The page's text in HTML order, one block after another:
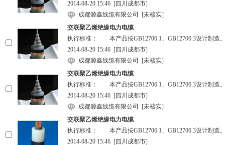
2014-08-20 15:46 [四川成都市]
成都源鑫线缆有限公司
[未核实]
交联聚乙烯绝缘电力电缆
执行标准： 本产品按GB12706.1、GB12706.3设计制
2014-08-20 15:46 [四川成都市]
成都源鑫线缆有限公司
[未核实]
交联聚乙烯绝缘电力电缆
执行标准： 本产品按GB12706.1、GB12706.3设计制
2014-08-20 15:46 [四川成都市]
成都源鑫线缆有限公司
[未核实]
交联聚乙烯绝缘电力电缆
执行标准： 本产品按GB12706.1、GB12706.3设计制
2014-08-20 15:46 [四川成都市]